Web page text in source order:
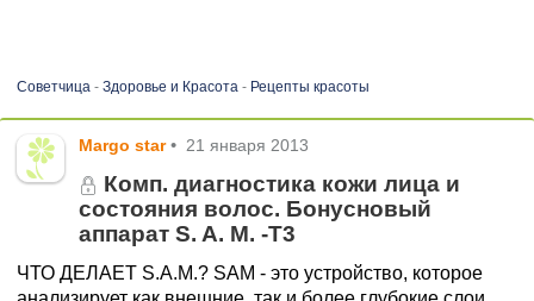
Советчица- Здоровье и Красота - Рецепты красоты
Margo star • 21 января 2013
Комп. диагностика кожи лица и
состояния волос. Бонусновый
аппарат S. A. M. -T3
ЧТО ДЕЛАЕТ S.A.M.? SAM - это устройство, которое